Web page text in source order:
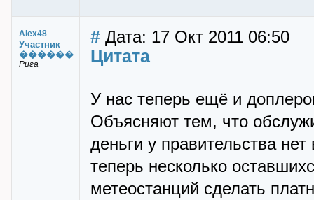
Alex48
Участник
������
Рига
# Дата: 17 Окт 2011 06:50
Цитата
У нас теперь ещё и
Объясняют тем, что
деньги у правительства
теперь несколько
метеостанций сделать